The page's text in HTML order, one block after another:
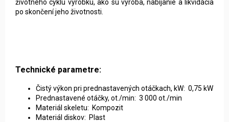
životného cyklu výrobku, ako sú výroba, nabíjanie a likvidácia
po skončení jeho životnosti.
Technické parametre:
Čistý výkon pri prednastavených otáčkach, kW: 0,75 kW
Prednastavené otáčky, ot./min: 3 000 ot./min
Materiál skeletu: Kompozit
Materiál diskov: Plast